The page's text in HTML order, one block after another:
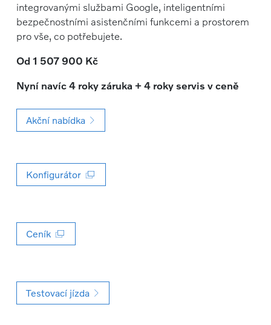
integrovanými službami Google, inteligentními
bezpečnostními asistenčními funkcemi a prostorem
pro vše, co potřebujete.
Od 1 507 900 Kč
Nyní navíc 4 roky záruka + 4 roky servis v ceně
Akční nabídka
Konfigurátor
Ceník
Testovací jízda